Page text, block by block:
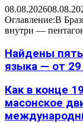
08.08.2026
Оглавление:В
внутри —
Найдены
языка — от
Как в конце
масонское